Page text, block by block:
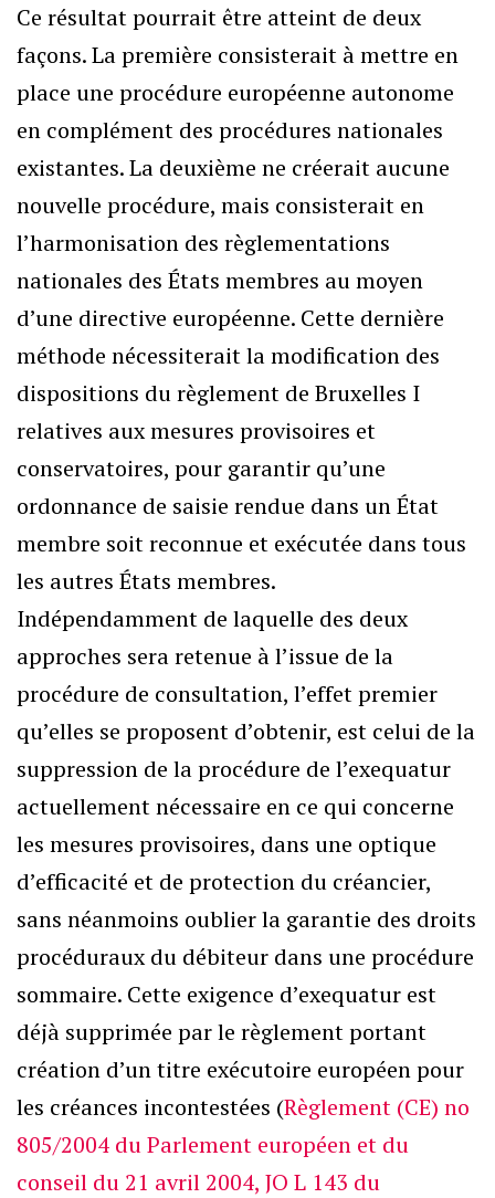
Ce résultat pourrait être atteint de deux
façons. La première consisterait à mettre en
place une procédure européenne autonome
en complément des procédures nationales
existantes. La deuxième ne créerait aucune
nouvelle procédure, mais consisterait en
l’harmonisation des règlementations
nationales des États membres au moyen
d’une directive européenne. Cette dernière
méthode nécessiterait la modification des
dispositions du règlement de Bruxelles I
relatives aux mesures provisoires et
conservatoires, pour garantir qu’une
ordonnance de saisie rendue dans un État
membre soit reconnue et exécutée dans tous
les autres États membres.
Indépendamment de laquelle des deux
approches sera retenue à l’issue de la
procédure de consultation, l’effet premier
qu’elles se proposent d’obtenir, est celui de la
suppression de la procédure de l’exequatur
actuellement nécessaire en ce qui concerne
les mesures provisoires, dans une optique
d’efficacité et de protection du créancier,
sans néanmoins oublier la garantie des droits
procéduraux du débiteur dans une procédure
sommaire. Cette exigence d’exequatur est
déjà supprimée par le règlement portant
création d’un titre exécutoire européen pour
les créances incontestées (Règlement (CE) no
805/2004 du Parlement européen et du
conseil du 21 avril 2004, JO L 143 du